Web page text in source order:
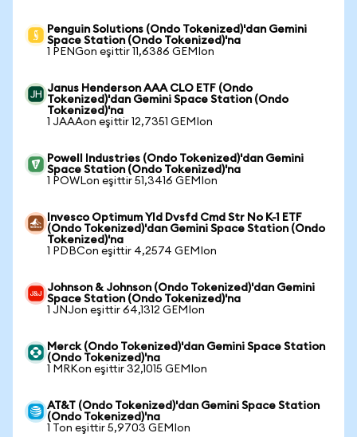
Penguin Solutions (Ondo Tokenized)'dan Gemini
Space Station (Ondo Tokenized)'na
1 PENGon eşittir 11,6386 GEMIon
Janus Henderson AAA CLO ETF (Ondo
Tokenized)'dan Gemini Space Station (Ondo
Tokenized)'na
1 JAAAon eşittir 12,7351 GEMIon
Powell Industries (Ondo Tokenized)'dan Gemini
Space Station (Ondo Tokenized)'na
1 POWLon eşittir 51,3416 GEMIon
Invesco Optimum Yld Dvsfd Cmd Str No K-1 ETF
(Ondo Tokenized)'dan Gemini Space Station (Ondo
Tokenized)'na
1 PDBCon eşittir 4,2574 GEMIon
Johnson & Johnson (Ondo Tokenized)'dan Gemini
Space Station (Ondo Tokenized)'na
1 JNJon eşittir 64,1312 GEMIon
Merck (Ondo Tokenized)'dan Gemini Space Station
(Ondo Tokenized)'na
1 MRKon eşittir 32,1015 GEMIon
AT&T (Ondo Tokenized)'dan Gemini Space Station
(Ondo Tokenized)'na
1 Ton eşittir 5,9703 GEMIon